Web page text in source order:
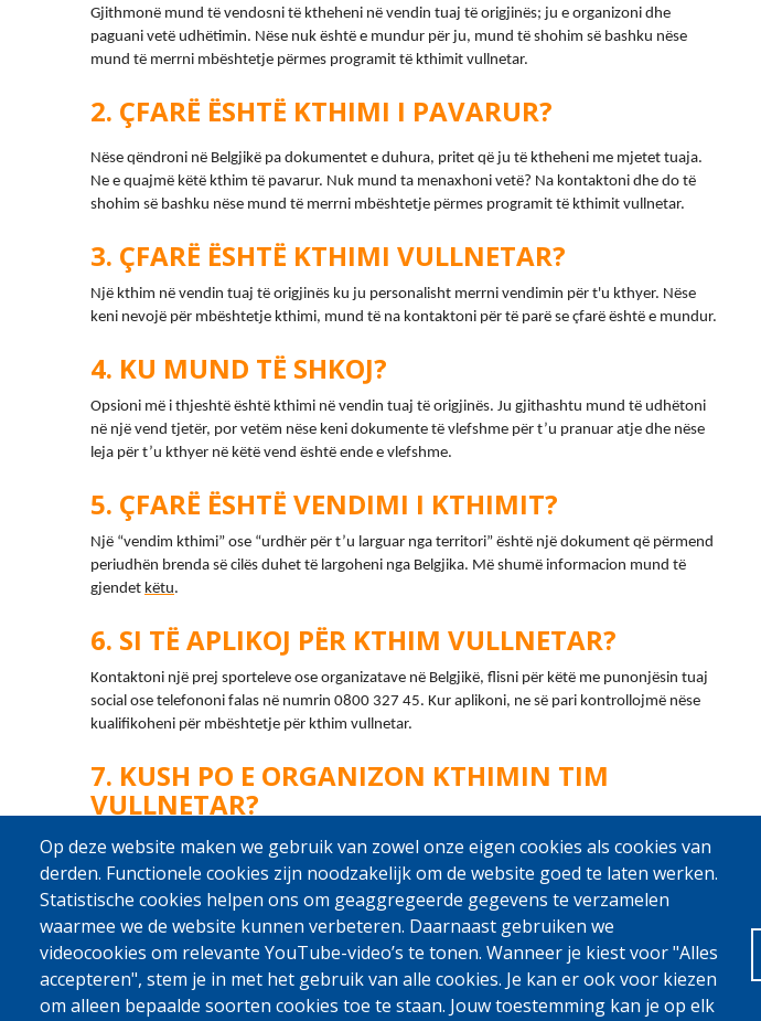
Gjithmonë mund të vendosni të ktheheni në vendin tuaj të origjinës; ju e organizoni dhe
paguani vetë udhëtimin. Nëse nuk është e mundur për ju, mund të shohim së bashku nëse
mund të merrni mbështetje përmes programit të kthimit vullnetar.
ÇFARË ËSHTË KTHIMI I PAVARUR?
Nëse qëndroni në Belgjikë pa dokumentet e duhura, pritet që ju të ktheheni me mjetet tuaja.
Ne e quajmë këtë kthim të pavarur. Nuk mund ta menaxhoni vetë? Na kontaktoni dhe do të
shohim së bashku nëse mund të merrni mbështetje përmes programit të kthimit vullnetar.
ÇFARË ËSHTË KTHIMI VULLNETAR?
Një kthim në vendin tuaj të origjinës ku ju personalisht merrni vendimin për t'u kthyer. Nëse
keni nevojë për mbështetje kthimi, mund të na kontaktoni për të parë se çfarë është e mundur.
KU MUND TË SHKOJ?
Opsioni më i thjeshtë është kthimi në vendin tuaj të origjinës. Ju gjithashtu mund të udhëtoni
në një vend tjetër, por vetëm nëse keni dokumente të vlefshme për t’u pranuar atje dhe nëse
leja për t’u kthyer në këtë vend është ende e vlefshme.
ÇFARË ËSHTË VENDIMI I KTHIMIT?
Një “vendim kthimi” ose “urdhër për t’u larguar nga territori” është një dokument që përmend
periudhën brenda së cilës duhet të largoheni nga Belgjika. Më shumë informacion mund të
gjendet këtu.
SI TË APLIKOJ PËR KTHIM VULLNETAR?
Kontaktoni një prej sporteleve ose organizatave në Belgjikë, flisni për këtë me punonjësin tuaj
social ose telefononi falas në numrin 0800 327 45. Kur aplikoni, ne së pari kontrollojmë nëse
kualifikoheni për mbështetje për kthim vullnetar.
KUSH PO E ORGANIZON KTHIMIN TIM
VULLNETAR?
Programi i kthimit vullnetar mund t’ju ndihmojë të ktheheni një herë. Udhëtimi i kthimit me
aeroplan ose autobus organizohet së bashku me Organizatën Ndërkombëtare për Migracionin
Op deze website maken we gebruik van zowel onze eigen cookies als cookies van
derden. Functionele cookies zijn noodzakelijk om de website goed te laten werken.
Statistische cookies helpen ons om geaggregeerde gegevens te verzamelen
waarmee we de website kunnen verbeteren. Daarnaast gebruiken we
videocookies om relevante YouTube-video’s te tonen. Wanneer je kiest voor "Alles
accepteren", stem je in met het gebruik van alle cookies. Je kan er ook voor kiezen
om alleen bepaalde soorten cookies toe te staan. Jouw toestemming kan je op elk